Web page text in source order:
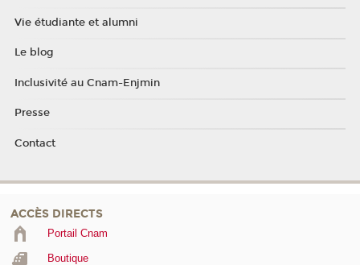
Vie étudiante et alumni
Le blog
Inclusivité au Cnam-Enjmin
Presse
Contact
ACCÈS DIRECTS
Portail Cnam
Boutique